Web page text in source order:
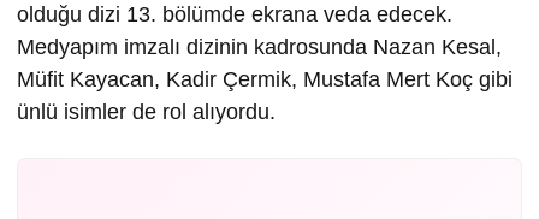
olduğu dizi 13. bölümde ekrana veda edecek.
Medyapım imzalı dizinin kadrosunda Nazan Kesal,
Müfit Kayacan, Kadir Çermik, Mustafa Mert Koç gibi
ünlü isimler de rol alıyordu.